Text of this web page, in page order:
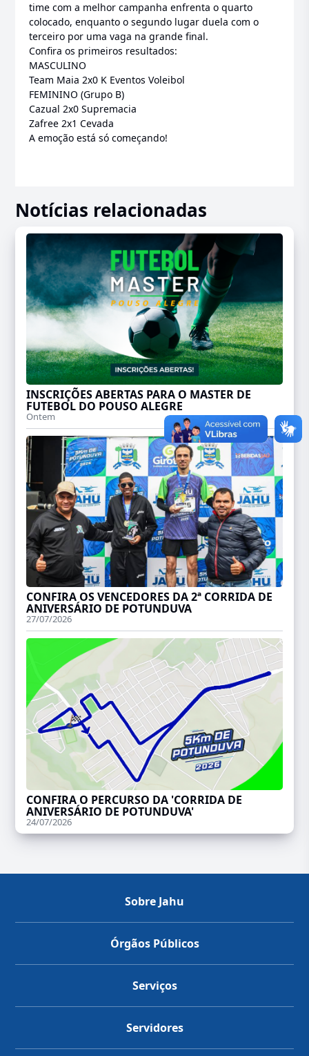
time com a melhor campanha enfrenta o quarto
colocado, enquanto o segundo lugar duela com o
terceiro por uma vaga na grande final.
Confira os primeiros resultados:
MASCULINO
Team Maia 2x0 K Eventos Voleibol
FEMININO (Grupo B)
Cazual 2x0 Supremacia
Zafree 2x1 Cevada
A emoção está só começando!
Notícias relacionadas
INSCRIÇÕES ABERTAS PARA O MASTER DE
FUTEBOL DO POUSO ALEGRE
Ontem
CONFIRA OS VENCEDORES DA 2ª CORRIDA DE
ANIVERSÁRIO DE POTUNDUVA
27/07/2026
CONFIRA O PERCURSO DA 'CORRIDA DE
ANIVERSÁRIO DE POTUNDUVA'
24/07/2026
Sobre Jahu
Órgãos Públicos
Serviços
Servidores